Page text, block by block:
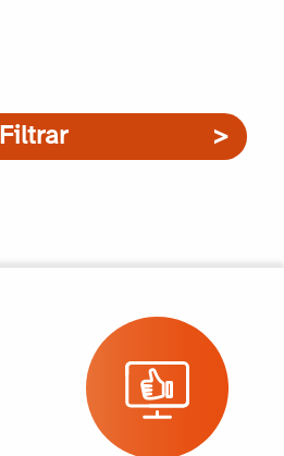
Filtrar